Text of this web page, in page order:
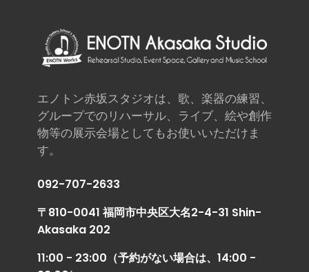
エノトン赤坂スタジオは、歌、楽器の練習、
グループでのリハーサル、ライブ、絵や創作
物等の展示会場としてもお使いいただけま
す。
092-707-2633
〒810-0041 福岡市中央区大名2-4-31 Shin-
Akasaka 202
11:00 - 23:00（予約がない場合は、14:00 -